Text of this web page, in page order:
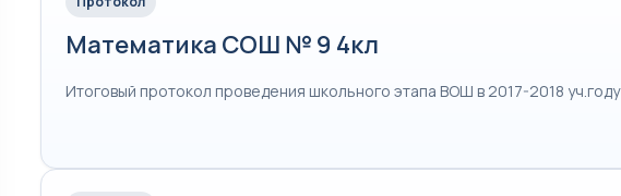
Математика СОШ № 9 4кл
Итоговый протокол проведения школьного этапа ВОШ в 2017-2018 уч.году